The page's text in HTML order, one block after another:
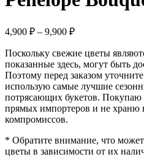
4,900 ₽ – 9,900 ₽
Поскольку свежие цветы
показанные здесь, могут быть
Поэтому перед заказом
использую самые лучшие
потрясающих букетов. Покупаю
прямых импортеров и не храню
компромиссов.
* Обратите внимание, что может
цветы в зависимости от их